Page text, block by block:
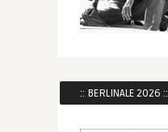
:: BERLINALE 2026 ::